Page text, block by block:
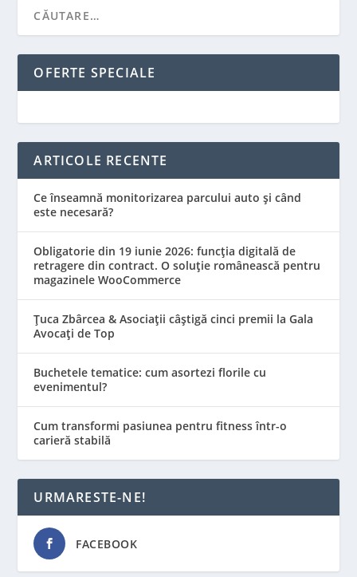
OFERTE SPECIALE
ARTICOLE RECENTE
Ce înseamnă monitorizarea parcului auto și când
este necesară?
Obligatorie din 19 iunie 2026: funcția digitală de
retragere din contract. O soluție românească pentru
magazinele WooCommerce
Țuca Zbârcea & Asociații câștigă cinci premii la Gala
Avocați de Top
Buchetele tematice: cum asortezi florile cu
evenimentul?
Cum transformi pasiunea pentru fitness într-o
carieră stabilă
URMARESTE-NE!
FACEBOOK